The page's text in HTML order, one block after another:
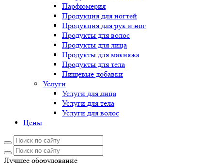
Парфюмерия
Продукция для ногтей
Продукция для рук и ног
Продукты для волос
Продукты для лица
Продукты для макияжа
Продукты для тела
Пищевые добавки
Услуги
Услуги для лица
Услуги для тела
Услуги для волос
Цены
Лучшее оборудование